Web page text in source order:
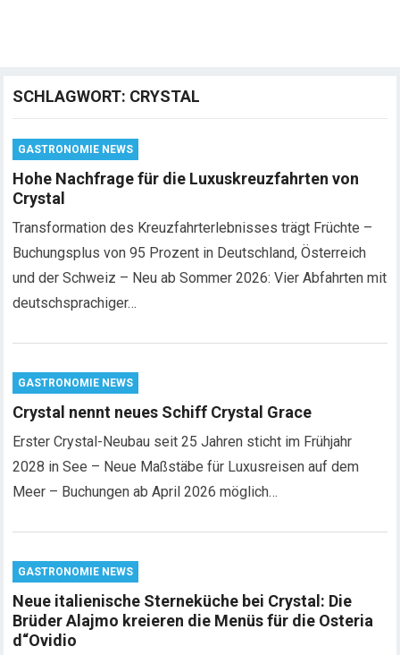
SCHLAGWORT: CRYSTAL
GASTRONOMIE NEWS
Hohe Nachfrage für die Luxuskreuzfahrten von
Crystal
Transformation des Kreuzfahrterlebnisses trägt Früchte –
Buchungsplus von 95 Prozent in Deutschland, Österreich
und der Schweiz – Neu ab Sommer 2026: Vier Abfahrten mit
deutschsprachiger…
GASTRONOMIE NEWS
Crystal nennt neues Schiff Crystal Grace
Erster Crystal-Neubau seit 25 Jahren sticht im Frühjahr
2028 in See – Neue Maßstäbe für Luxusreisen auf dem
Meer – Buchungen ab April 2026 möglich…
GASTRONOMIE NEWS
Neue italienische Sterneküche bei Crystal: Die
Brüder Alajmo kreieren die Menüs für die Osteria
d“Ovidio